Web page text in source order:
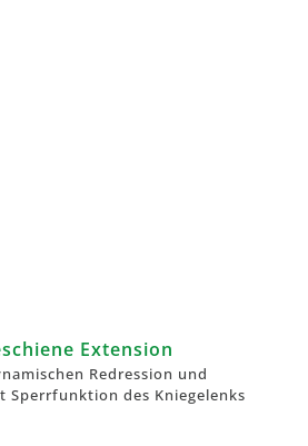
Extension
Redression und
Sperrfunktion des Kniegelenks